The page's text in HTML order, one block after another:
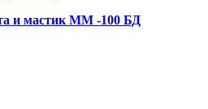
и мастик MM -100 БД